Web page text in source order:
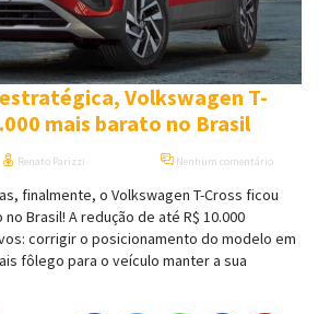
Volkswagen T-
mais barato no Brasil
Renato Parizzi Nenhum comentário
finalmente, o Volkswagen T-Cross ficou
Brasil! A redução de até R$ 10.000
corrigir o posicionamento do modelo em
fôlego para o veículo manter a sua